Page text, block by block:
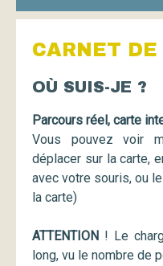
CARNET DE
OÙ SUIS-JE ?
Parcours réel, carte
Vous pouvez voir
déplacer sur la carte,
avec votre souris, ou
la carte)
ATTENTION ! Le
long, vu le nombre de